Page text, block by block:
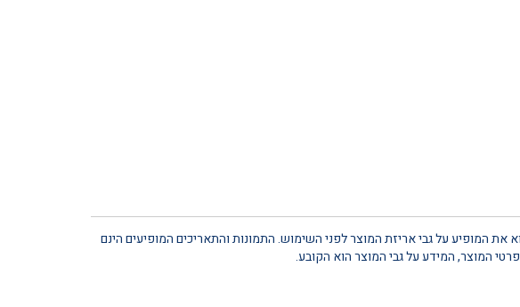
את המופיע על גבי אריזת המוצר לפני השימוש. התמונות והתאריכים המופיעים הינם
המוצר, המידע על גבי המוצר הוא הקובע.